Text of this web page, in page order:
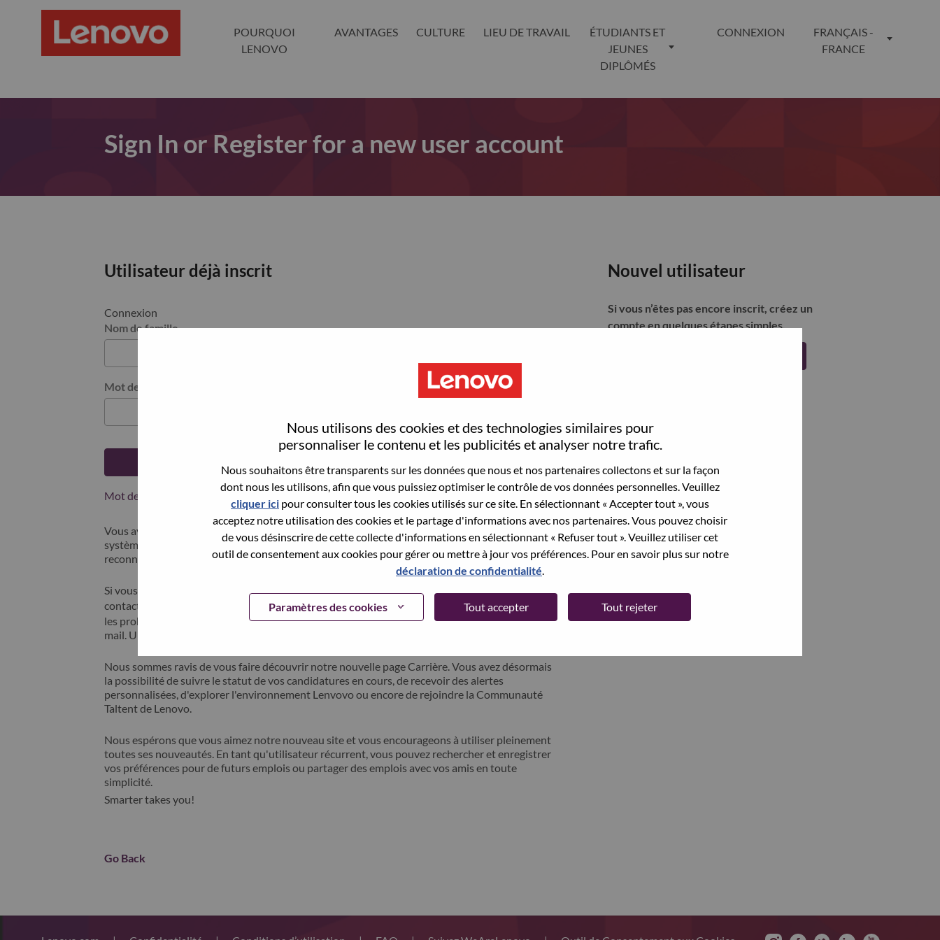
Nous utilisons des cookies et des technologies similaires pour
personnaliser le contenu et les publicités et analyser notre trafic.
Nous souhaitons être transparents sur les données que nous et nos partenaires collectons et sur la façon
dont nous les utilisons, afin que vous puissiez optimiser le contrôle de vos données personnelles. Veuillez
cliquer ici pour consulter tous les cookies utilisés sur ce site. En sélectionnant « Accepter tout », vous
acceptez notre utilisation des cookies et le partage d'informations avec nos partenaires. Vous pouvez choisir
de vous désinscrire de cette collecte d'informations en sélectionnant « Refuser tout ». Veuillez utiliser cet
outil de consentement aux cookies pour gérer ou mettre à jour vos préférences. Pour en savoir plus sur notre
déclaration de confidentialité.
Paramètres des cookies Tout accepter Tout rejeter
POURQUOI
LENOVO
AVANTAGES CULTURE LIEU DE TRAVAIL
ÉTUDIANTS ET
JEUNES
DIPLÔMÉS
CONNEXION
FRANÇAIS -
FRANCE
Sign In or Register for a new user account
Utilisateur déjà inscrit
Connexion
Nom de famille
Mot de passe
Mot de passe oublié ?
Vous avez postulé récemment ? Nous avons sauvegardé votre adresse email dans nos
systèmes; sélectionner "mot de passe oublié" pour réinitialiser votre compte et vous
reconnecter.
Si vous rencontrez des difficultés pour vous connecter ou pour vous inscrire, merci de
contacter nos équipes RH à l'adresse suivante:hrsupport@lenovo.com
et de décrire en anglais
les problèmes que vous rencontrez. Merci d'inclure "applicant Login Issue" dans l'objet du
mail. Un membre de notre équipe prendra contact avec vous pour résoudre votre problème.
Nous sommes ravis de vous faire découvrir notre nouvelle page Carrière. Vous avez désormais
la possibilité de suivre le statut de vos candidatures en cours, de recevoir des alertes
personnalisées, d'explorer l'environnement Lenvovo ou encore de rejoindre la Communauté
Taltent de Lenovo.
Nous espérons que vous aimez notre nouveau site et vous encourageons à utiliser pleinement
toutes ses nouveautés. En tant qu'utilisateur récurrent, vous pouvez rechercher et enregistrer
vos préférences pour de futurs emplois ou partager des emplois avec vos amis en toute
simplicité.
Smarter takes you!
Nouvel utilisateur
Si vous n’êtes pas encore inscrit, créez un
compte en quelques étapes simples.
Go Back